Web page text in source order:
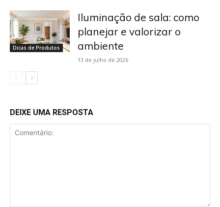
Dicas de Produtos
Iluminação de sala: como
planejar e valorizar o
ambiente
13 de julho de 2026
DEIXE UMA RESPOSTA